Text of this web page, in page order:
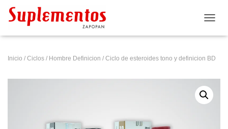
Inicio / Ciclos / Hombre Definicion / Ciclo de esteroides tono y definicion BD